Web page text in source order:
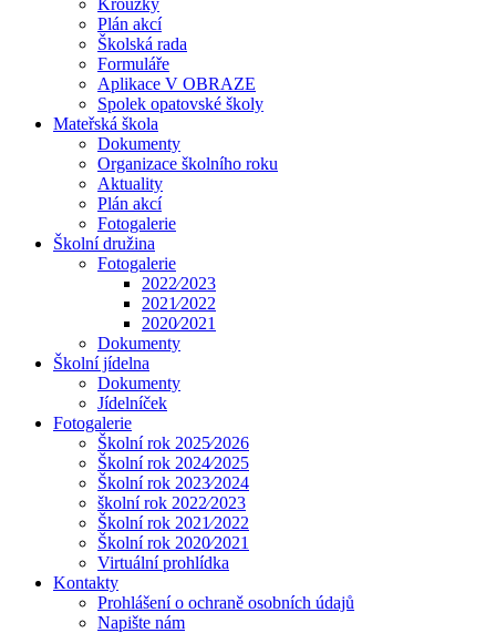
Kroužky
Plán akcí
Školská rada
Formuláře
Aplikace V OBRAZE
Spolek opatovské školy
Mateřská škola
Dokumenty
Organizace školního roku
Aktuality
Plán akcí
Fotogalerie
Školní družina
Fotogalerie
2022⁄2023
2021⁄2022
2020⁄2021
Dokumenty
Školní jídelna
Dokumenty
Jídelníček
Fotogalerie
Školní rok 2025⁄2026
Školní rok 2024⁄2025
Školní rok 2023⁄2024
školní rok 2022⁄2023
Školní rok 2021⁄2022
Školní rok 2020⁄2021
Virtuální prohlídka
Kontakty
Prohlášení o ochraně osobních údajů
Napište nám